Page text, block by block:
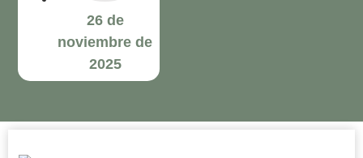
26 de
noviembre de
2025